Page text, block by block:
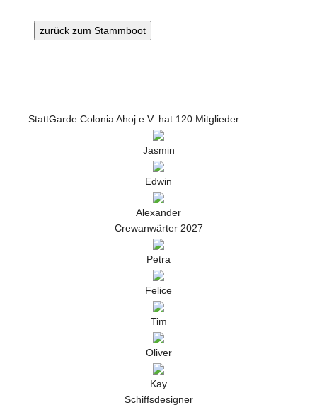
StattGarde Colonia Ahoj e.V. hat 120 Mitglieder
Jasmin
Edwin
Alexander
Crewanwärter 2027
Petra
Felice
Tim
Oliver
Kay
Schiffsdesigner